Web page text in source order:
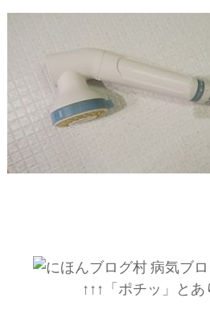
↑↑↑「ポチッ」とあ